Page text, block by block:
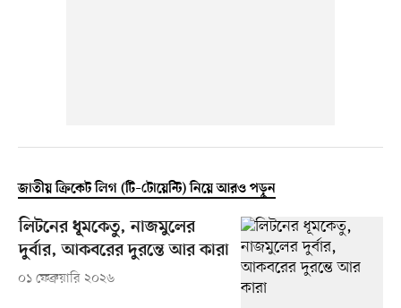
জাতীয় ক্রিকেট লিগ (টি–টোয়েন্টি) নিয়ে আরও পড়ুন
লিটনের ধূমকেতু, নাজমুলের
দুর্বার, আকবরের দুরন্তে আর কারা
০১ ফেব্রুয়ারি ২০২৬